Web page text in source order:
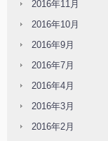
2016年11月
2016年10月
2016年9月
2016年7月
2016年4月
2016年3月
2016年2月